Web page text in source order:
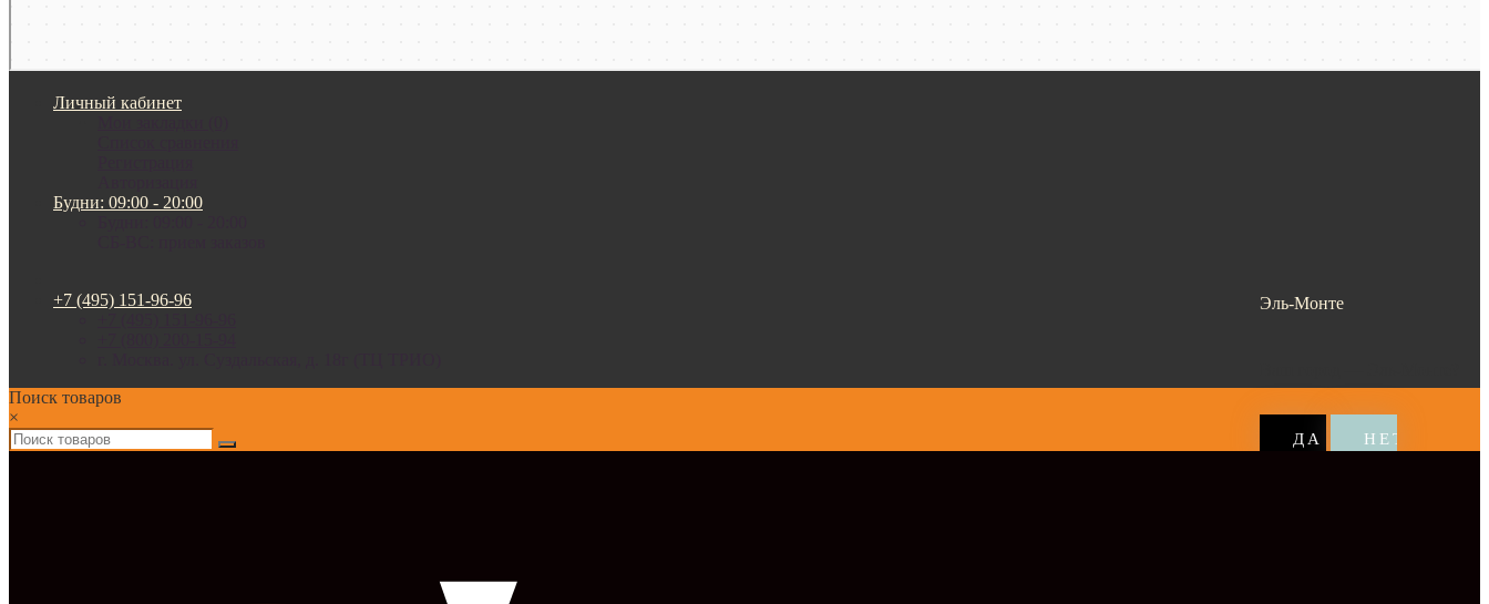
Личный кабинет
Будни: 09:00 - 20:00
Эль-Монте
+7 (495) 151-96-96
Поиск товаров
×